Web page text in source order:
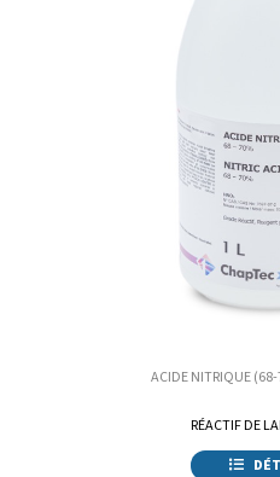
ACIDE NITRIQUE
RÉACTIF DE